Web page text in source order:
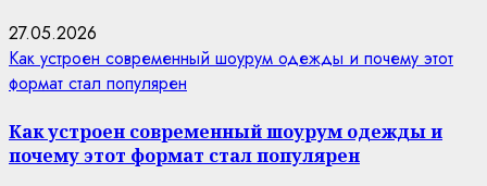
27.05.2026
Как устроен современный шоурум одежды и почему этот
формат стал популярен
Как устроен современный шоурум одежды и
почему этот формат стал популярен